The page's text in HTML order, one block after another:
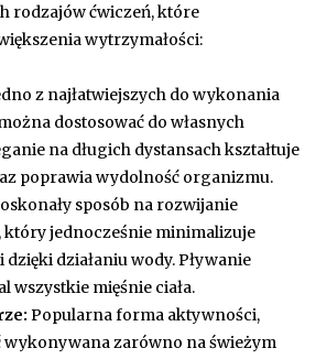
rodzajów ćwiczeń, które
wytrzymałości:
z najłatwiejszych do wykonania
dostosować do własnych
na długich dystansach kształtuje
poprawia wydolność organizmu.
sposób na rozwijanie
który jednocześnie minimalizuje
działaniu wody. Pływanie
wszystkie mięśnie ciała.
Popularna forma aktywności,
wykonywana zarówno na świeżym